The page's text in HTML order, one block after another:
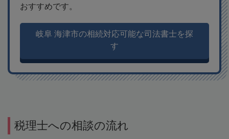
おすすめです。
岐阜 海津市の相続対応可能な司法書士を探
す
税理士への相談の流れ